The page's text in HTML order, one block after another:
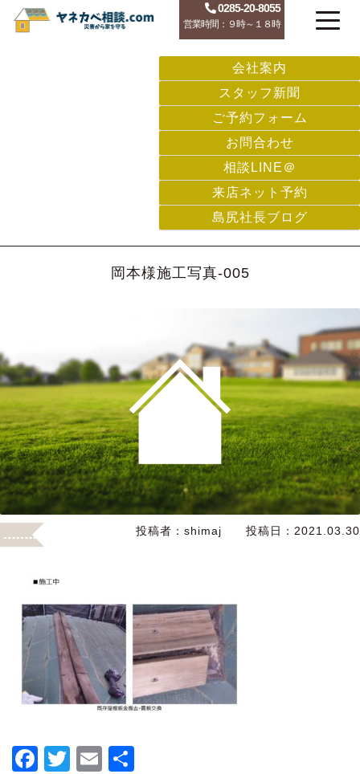
0285-20-8055
営業時間：９時～１８時
会社案内
スタッフ新聞
ご予約フォーム
お問合わせ
相談LINE＠
来店ネット予約
島尻社長ブログ
岡本様施工写真-005
投稿者： shimaj 投稿日： 2021.03.30
F
T
E